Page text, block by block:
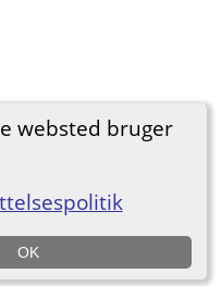
websted bruger
OK
Hvis du har noget, du gerne vil
Genealogy Sitebuilding